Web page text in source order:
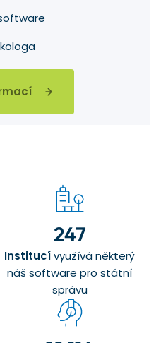
247
Institucívyužívá některý
náš software pro státní
správu